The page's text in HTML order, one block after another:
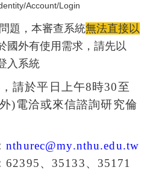
Account/Login
題，本審查系統無法直接以
國外有使用需求，請先以
入系統
請於平日上午8時30至
)電洽或來信諮詢研究倫
nthurec@my.nthu.edu.tw
62395、 35133、 35171